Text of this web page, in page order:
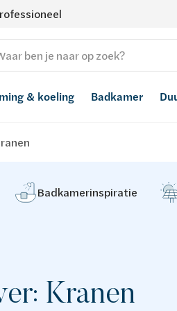
& koeling Badkamer
richtprijs
energie
Badkamerinspiratie
Kranen